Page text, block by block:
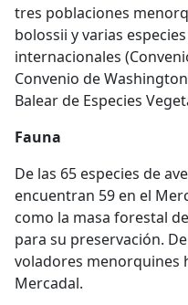
tres poblaciones
bolossii y varias
internacionales
Convenio de
Balear de Especies
Fauna
De las 65 especies de
encuentran 59 en el
como la masa forestal
para su preservación.
voladores menorquines
Mercadal.